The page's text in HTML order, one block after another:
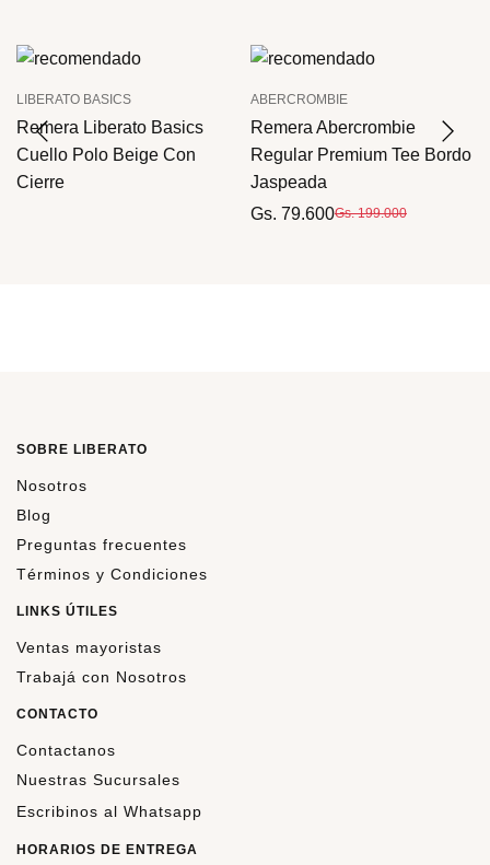
LIBERATO BASICS
Remera Liberato Basics
Cuello Polo Beige Con
Cierre
ABERCROMBIE
Remera Abercrombie
Regular Premium Tee Bordo
Jaspeada
Gs. 79.600Gs. 199.000
SOBRE LIBERATO
Nosotros
Blog
Preguntas frecuentes
Términos y Condiciones
LINKS ÚTILES
Ventas mayoristas
Trabajá con Nosotros
CONTACTO
Contactanos
Nuestras Sucursales
Escribinos al Whatsapp
HORARIOS DE ENTREGA